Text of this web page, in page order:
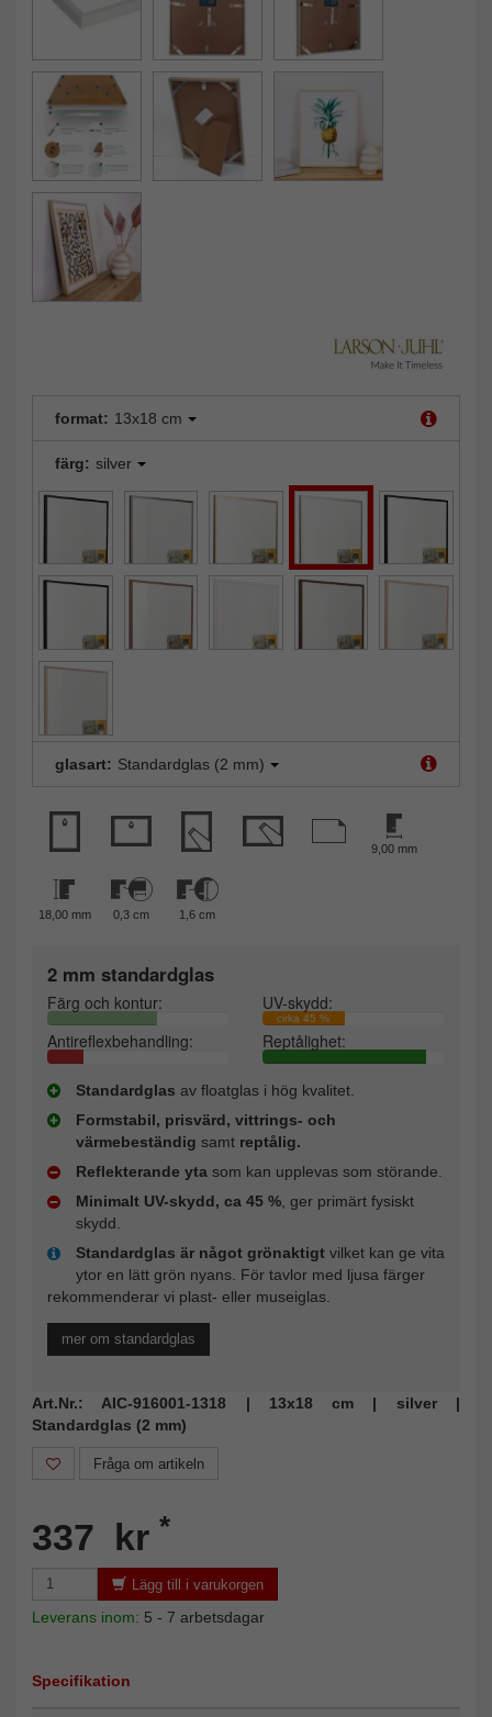
format: 13x18 cm
färg: silver
glasart: Standardglas (2 mm)
9,00 mm
18,00 mm 0,3 cm 1,6 cm
2 mm standardglas
Färg och kontur: UV-skydd:
cirka 45 %
Antireflexbehandling: Reptålighet:
Standardglas av floatglas i hög kvalitet.
Formstabil, prisvärd, vittrings- och
värmebeständig samt reptålig.
Reflekterande yta som kan upplevas som störande.
Minimalt UV-skydd, ca 45 % , ger primärt fysiskt
skydd.
Standardglas är något grönaktigt vilket kan ge vita
ytor en lätt grön nyans. För tavlor med ljusa färger
rekommenderar vi plast- eller museiglas.
mer om standardglas
Art.Nr.: AIC-916001-1318 | 13x18 cm | silver |
Standardglas (2 mm)
Fråga om artikeln
337 kr *
Lägg till i varukorgen
Leverans inom: 5 - 7 arbetsdagar
Specifikation